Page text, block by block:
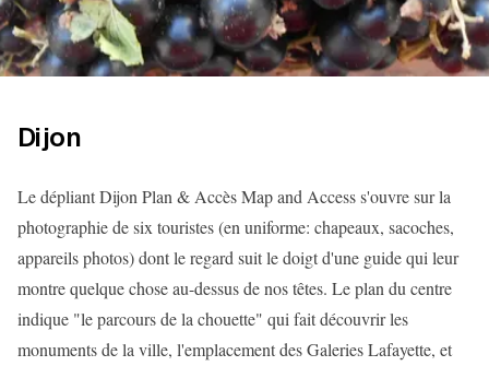
Dijon
Le dépliant Dijon Plan & Accès Map and Access s'ouvre sur la
photographie de six touristes (en uniforme: chapeaux, sacoches,
appareils photos) dont le regard suit le doigt d'une guide qui leur
montre quelque chose au-dessus de nos têtes. Le plan du centre
indique "le parcours de la chouette" qui fait découvrir les
monuments de la ville, l'emplacement des Galeries Lafayette, et